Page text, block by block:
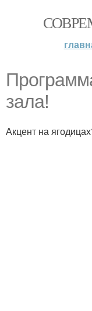
зала!
Акцент на